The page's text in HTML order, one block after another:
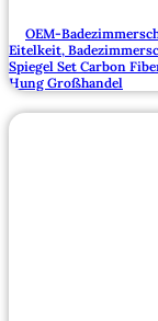
OEM-
Eitelkeit,
Spiegel Set Carbon
Hung Großhandel